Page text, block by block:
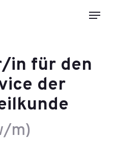
Menu
in für den
der